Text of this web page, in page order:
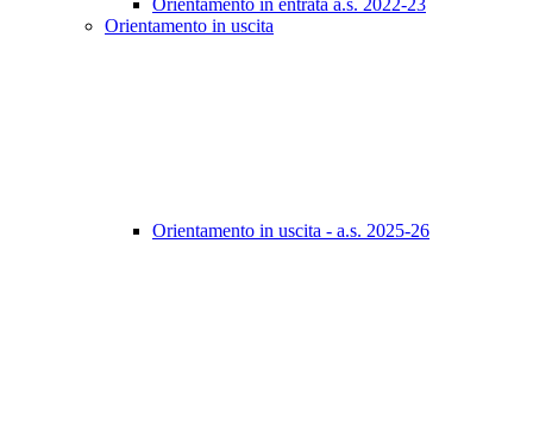
Orientamento in entrata a.s. 2022-23
Orientamento in uscita
Orientamento in uscita - a.s. 2025-26